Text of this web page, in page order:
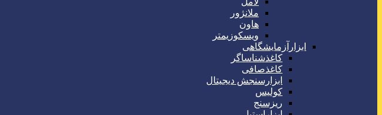
ملانژور
هاون
ویسکوزیمتر
ابزارآزمایشگاهی
کاغذشناساگر
کاغذصافی
ابزارسنجش دیجیتال
کولیس
ریزسنج